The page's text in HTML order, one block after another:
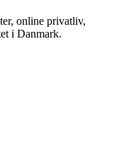
online privatliv,
i Danmark.